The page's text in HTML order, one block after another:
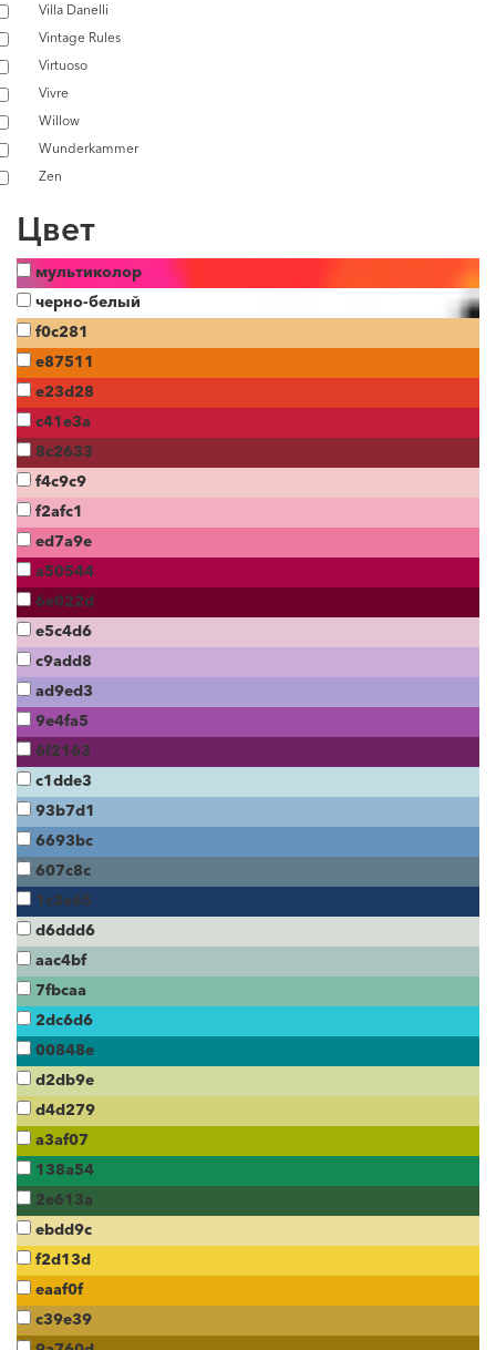
Villa Danelli
Vintage Rules
Virtuoso
Vivre
Willow
Wunderkammer
Zen
Цвет
мультиколор
черно-белый
f0c281
e87511
e23d28
c41e3a
8c2633
f4c9c9
f2afc1
ed7a9e
a50544
6e022d
e5c4d6
c9add8
ad9ed3
9e4fa5
6f2163
c1dde3
93b7d1
6693bc
607c8c
1c3a65
d6ddd6
aac4bf
7fbcaa
2dc6d6
00848e
d2db9e
d4d279
a3af07
138a54
2e613a
ebdd9c
f2d13d
eaaf0f
c39e39